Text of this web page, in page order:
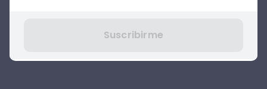
Suscribirme